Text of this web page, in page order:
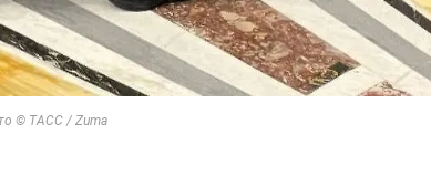
© ТАСС / Zuma